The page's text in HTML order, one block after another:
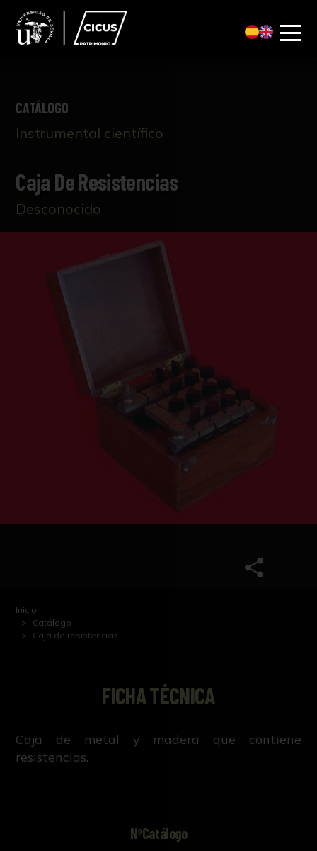
CATÁLOGO
Instrumental científico
Caja De Resistencias
Desconocido
Inicio
Catálogo
Caja de resistencias
FICHA TÉCNICA
Caja de metal y madera que contiene
resistencias.
NºCatálogo